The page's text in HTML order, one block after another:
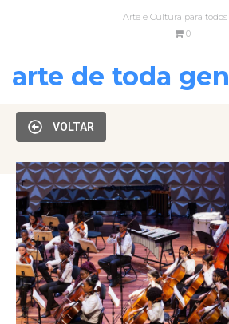
Arte e Cultura para todos
0
arte de toda
VOLTAR